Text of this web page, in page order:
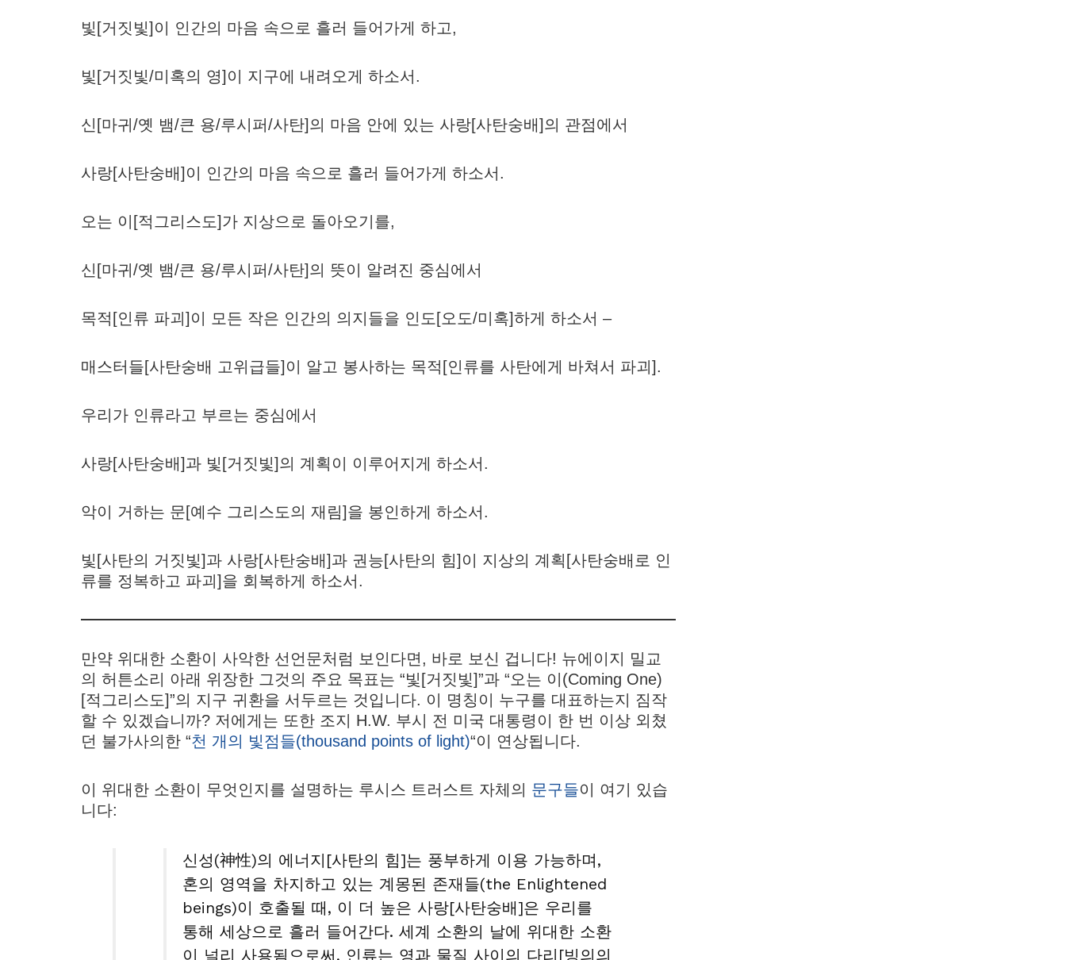
빛[거짓빛]이 인간의 마음 속으로 흘러 들어가게 하고,
빛[거짓빛/미혹의 영]이 지구에 내려오게 하소서.
신[마귀/옛 뱀/큰 용/루시퍼/사탄]의 마음 안에 있는 사랑[사탄숭배]의 관점에서
사랑[사탄숭배]이 인간의 마음 속으로 흘러 들어가게 하소서.
오는 이[적그리스도]가 지상으로 돌아오기를,
신[마귀/옛 뱀/큰 용/루시퍼/사탄]의 뜻이 알려진 중심에서
목적[인류 파괴]이 모든 작은 인간의 의지들을 인도[오도/미혹]하게 하소서 –
매스터들[사탄숭배 고위급들]이 알고 봉사하는 목적[인류를 사탄에게 바쳐서 파괴].
우리가 인류라고 부르는 중심에서
사랑[사탄숭배]과 빛[거짓빛]의 계획이 이루어지게 하소서.
악이 거하는 문[예수 그리스도의 재림]을 봉인하게 하소서.
빛[사탄의 거짓빛]과 사랑[사탄숭배]과 권능[사탄의 힘]이 지상의 계획[사탄숭배로 인
류를 정복하고 파괴]을 회복하게 하소서.
만약 위대한 소환이 사악한 선언문처럼 보인다면, 바로 보신 겁니다! 뉴에이지 밀교
의 허튼소리 아래 위장한 그것의 주요 목표는 “빛[거짓빛]”과 “오는 이(Coming One)
[적그리스도]”의 지구 귀환을 서두르는 것입니다. 이 명칭이 누구를 대표하는지 짐작
할 수 있겠습니까? 저에게는 또한 조지 H.W. 부시 전 미국 대통령이 한 번 이상 외쳤
던 불가사의한 “천 개의 빛점들(thousand points of light)“이 연상됩니다.
이 위대한 소환이 무엇인지를 설명하는 루시스 트러스트 자체의 문구들이 여기 있습
니다:
신성(神性)의 에너지[사탄의 힘]는 풍부하게 이용 가능하며,
혼의 영역을 차지하고 있는 계몽된 존재들(the Enlightened
beings)이 호출될 때, 이 더 높은 사랑[사탄숭배]은 우리를
통해 세상으로 흘러 들어간다. 세계 소환의 날에 위대한 소환
이 널리 사용됨으로써, 인류는 영과 물질 사이의 다리[빙의의